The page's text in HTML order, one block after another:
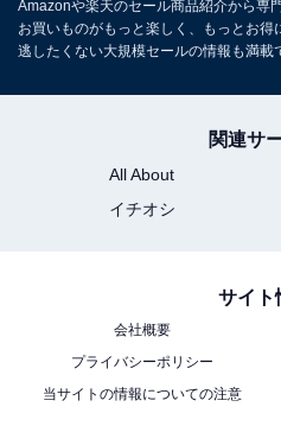
Jackery (ジャクリ) ポータブ
家庭用 アウトドア用
Amazon
Amazonや楽天のセール商品紹介から専
お買いものがもっと楽しく、もっとお
逃したくない大規模セールの情報も満載
関連サ
All About
イチオシ
サイト
会社概要
プライバシーポリシー
当サイトの情報についての注意